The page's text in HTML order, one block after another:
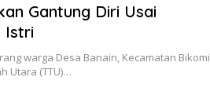
Gantung Diri Usai
Istri
warga Desa Banain, Kecamatan Bikomi
Utara (TTU)…